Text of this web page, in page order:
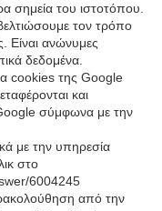
σημεία του ιστοτόπου.
τον τρόπο
Είναι ανώνυμες
δεδομένα.
cookies της Google
και
σύμφωνα με την
με την υπηρεσία
στο
6004245
από την